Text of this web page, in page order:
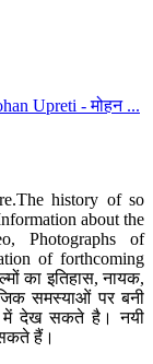
Upreti - मोहन ...
history of so
about the
Photographs of
of forthcoming
का इतिहास, नायक,
समस्याओं पर बनी
में देख सकते है। नयी
सकते हैं।